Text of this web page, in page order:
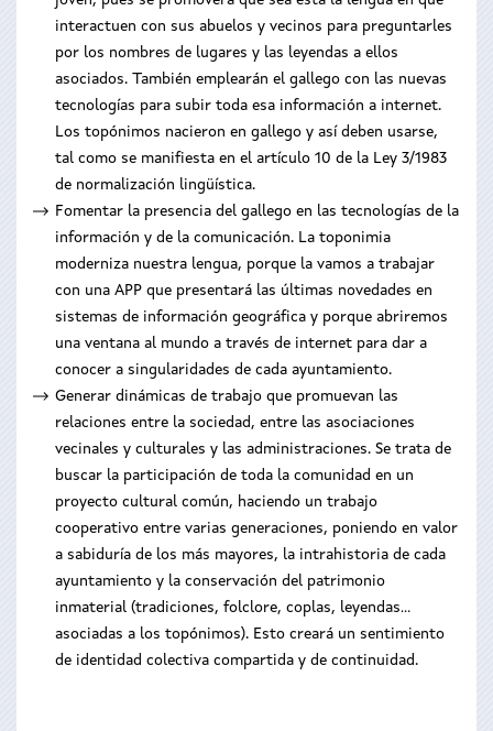
interactuen con sus abuelos y vecinos para preguntarles
por los nombres de lugares y las leyendas a ellos
asociados. También emplearán el gallego con las nuevas
tecnologías para subir toda esa información a internet.
Los topónimos nacieron en gallego y así deben usarse,
tal como se manifiesta en el artículo 10 de la Ley 3/1983
de normalización lingüística.
Fomentar la presencia del gallego en las tecnologías de la
información y de la comunicación. La toponimia
moderniza nuestra lengua, porque la vamos a trabajar
con una APP que presentará las últimas novedades en
sistemas de información geográfica y porque abriremos
una ventana al mundo a través de internet para dar a
conocer a singularidades de cada ayuntamiento.
Generar dinámicas de trabajo que promuevan las
relaciones entre la sociedad, entre las asociaciones
vecinales y culturales y las administraciones. Se trata de
buscar la participación de toda la comunidad en un
proyecto cultural común, haciendo un trabajo
cooperativo entre varias generaciones, poniendo en valor
a sabiduría de los más mayores, la intrahistoria de cada
ayuntamiento y la conservación del patrimonio
inmaterial (tradiciones, folclore, coplas, leyendas...
asociadas a los topónimos). Esto creará un sentimiento
de identidad colectiva compartida y de continuidad.